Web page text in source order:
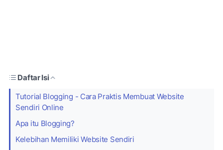
Daftar Isi
Tutorial Blogging - Cara Praktis Membuat Website
Sendiri Online
Apa itu Blogging?
Kelebihan Memiliki Website Sendiri